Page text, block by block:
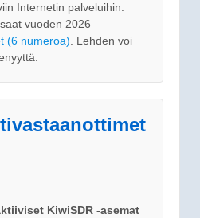
Internetin palveluihin.
saat vuoden 2026
(6 numeroa) . Lehden voi
KiwiSDR -asemat